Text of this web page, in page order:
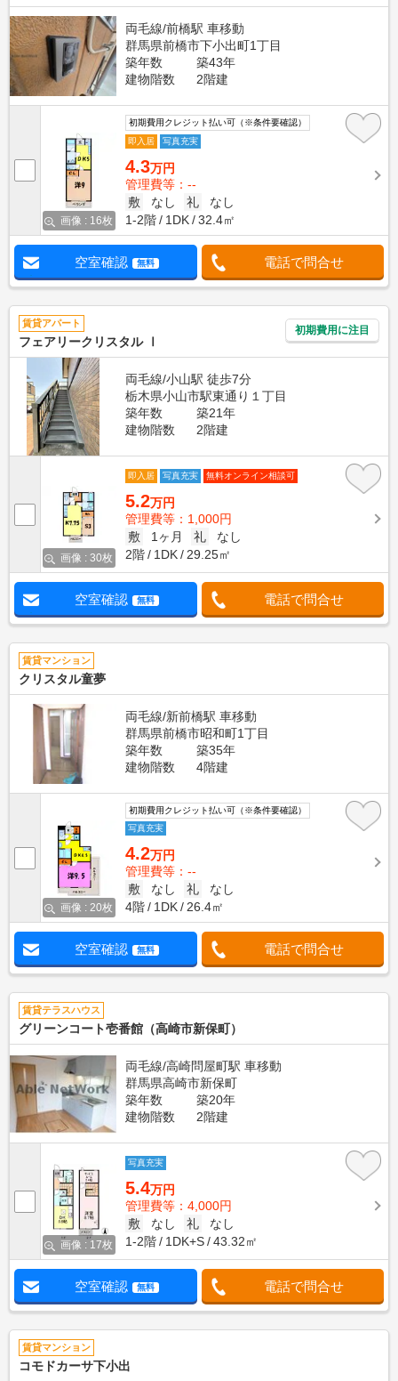
両毛線/前橋駅 車移動
群馬県前橋市下小出町1丁目
築年数
築43年
建物階数
2階建
画像 : 16枚
初期費用クレジット払い可（※条件要確認）
即入居
写真充実
4.3万円
管理費等：--
敷
なし 礼
なし
1-2階
1DK 32.4㎡
空室確認 無料 電話で問合せ
賃貸アパート
フェアリークリスタル Ⅰ
初期費用に注目
両毛線/小山駅 徒歩7分
栃木県小山市駅東通り１丁目
築年数
築21年
建物階数
2階建
画像 : 30枚
即入居 写真充実 無料オンライン相談可
5.2万円
管理費等：1,000円
敷
1ヶ月 礼
なし
2階
1DK 29.25㎡
空室確認 無料 電話で問合せ
賃貸マンション
クリスタル童夢
両毛線/新前橋駅 車移動
群馬県前橋市昭和町1丁目
築年数
築35年
建物階数
4階建
画像 : 20枚
初期費用クレジット払い可（※条件要確認）
写真充実
4.2万円
管理費等：--
敷
なし 礼
なし
4階
1DK 26.4㎡
空室確認 無料 電話で問合せ
賃貸テラスハウス
グリーンコート壱番館（高崎市新保町）
両毛線/高崎問屋町駅 車移動
群馬県高崎市新保町
築年数
築20年
建物階数
2階建
画像 : 17枚
写真充実
5.4万円
管理費等：4,000円
敷
なし 礼
なし
1-2階
1DK+S 43.32㎡
空室確認 無料 電話で問合せ
賃貸マンション
コモドカーサ下小出